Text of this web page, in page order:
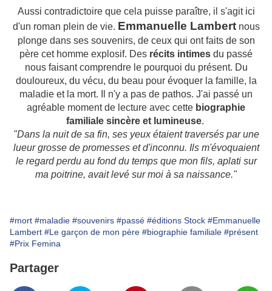
Aussi contradictoire que cela puisse paraître, il s'agit ici
d'un roman plein de vie. Emmanuelle Lambertnous
plonge dans ses souvenirs, de ceux qui ont faits de son
père cet homme explosif. Des récits intimes du passé
nous faisant comprendre le pourquoi du présent. Du
douloureux, du vécu, du beau pour évoquer la famille, la
maladie et la mort. Il n'y a pas de pathos. J'ai passé un
agréable moment de lecture avec cette biographie
familiale sincère et lumineuse.
"Dans la nuit de sa fin, ses yeux étaient traversés par une
lueur grosse de promesses et d'inconnu. Ils m'évoquaient
le regard perdu au fond du temps que mon fils, aplati sur
ma poitrine, avait levé sur moi à sa naissance."
#mort #maladie #souvenirs #passé #éditions Stock #Emmanuelle
Lambert #Le garçon de mon père #biographie familiale #présent
#Prix Femina
Partager